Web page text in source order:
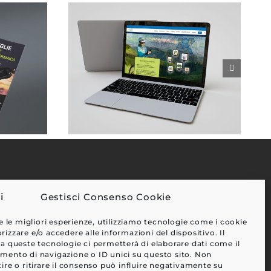
Gestisci Consenso Cookie
le migliori esperienze, utilizziamo tecnologie come i cookie
e/o accedere alle informazioni del dispositivo. Il
queste tecnologie ci permetterà di elaborare dati come il
di navigazione o ID unici su questo sito. Non
o ritirare il consenso può influire negativamente su
CLIENTI
BLOG
CONTATTI